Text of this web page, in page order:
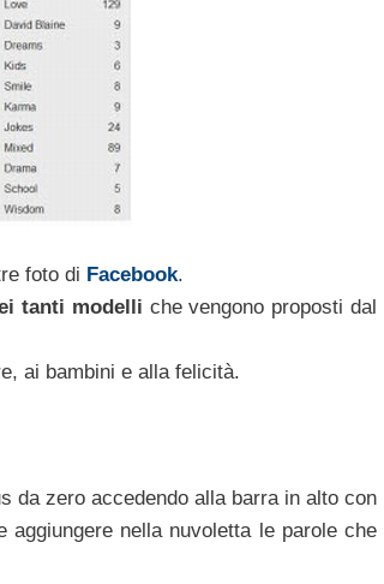
foto di Facebook.
tanti modelli che vengono proposti dal
ai bambini e alla felicità.
da zero accedendo alla barra in alto con
aggiungere nella nuvoletta le parole che